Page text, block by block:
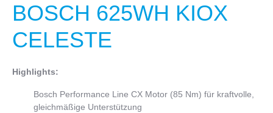
BOSCH 625WH KIOX
CELESTE
Highlights:
Bosch Performance Line CX Motor (85 Nm) für kraftvolle,
gleichmäßige Unterstützung